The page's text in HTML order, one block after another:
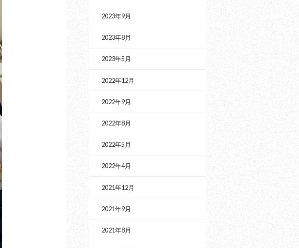
2023年9月
2023年8月
2023年5月
2022年12月
2022年9月
2022年8月
2022年5月
2022年4月
2021年12月
2021年9月
2021年8月